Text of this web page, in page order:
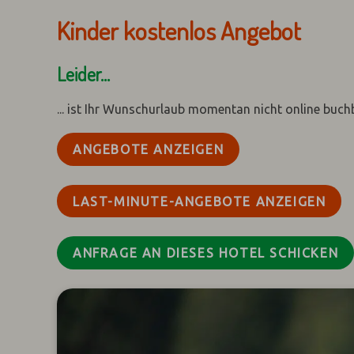
Kinder kostenlos Angebot
Leider...
... ist Ihr Wunschurlaub momentan nicht online
ANGEBOTE ANZEIGEN
LAST-MINUTE-ANGEBOTE ANZEIGEN
ANFRAGE AN DIESES HOTEL SCHICKEN